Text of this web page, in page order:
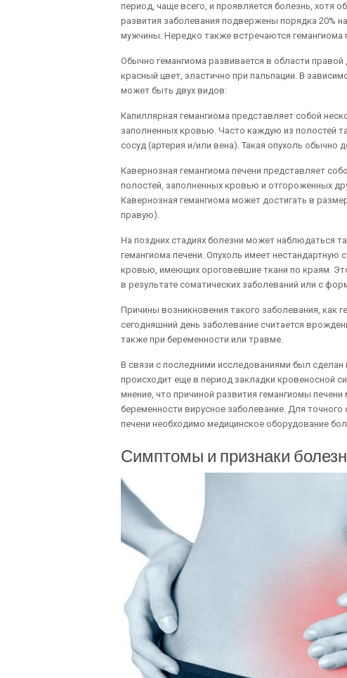
период, чаще всего, и проявляется болезнь, хотя
развития заболевания подвержены порядка 20%
мужчины. Нередко также встречаются гемангиома
Обычно гемангиома развивается в области
красный цвет, эластично при пальпации. В
может быть двух видов:
Капиллярная гемангиома представляет собой
заполненных кровью. Часто каждую из полостей
сосуд (артерия и/или вена). Такая опухоль обычно
Кавернозная гемангиома печени представляет
полостей, заполненных кровью и отгороженных
Кавернозная гемангиома может достигать в
правую).
На поздних стадиях болезни может наблюдаться
гемангиома печени. Опухоль имеет нестандартную
кровью, имеющих ороговевшие ткани по краям.
в результате соматических заболеваний или с
Причины возникновения такого заболевания, как
сегодняшний день заболевание считается
также при беременности или травме.
В связи с последними исследованиями был
происходит еще в период закладки кровеносной
мнение, что причиной развития гемангиомы
беременности вирусное заболевание. Для
печени необходимо медицинское оборудование
Симптомы и признаки